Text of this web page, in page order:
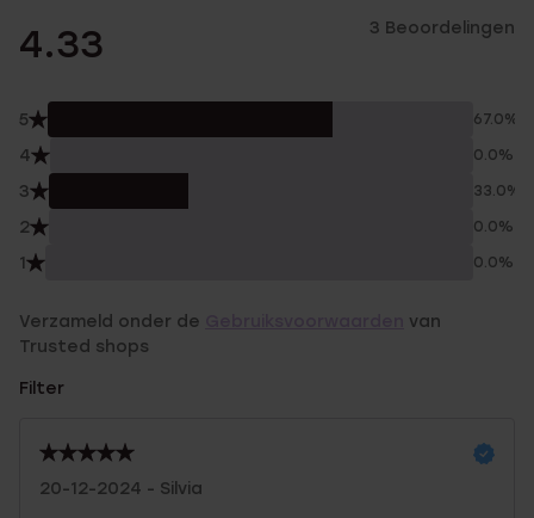
4.33 3 Beoordelingen
5 67.0%
4 0.0%
3 33.0%
2 0.0%
1 0.0%
Verzameld onder de
van
Trusted shops
Filter
20-12-2024 - Silvia